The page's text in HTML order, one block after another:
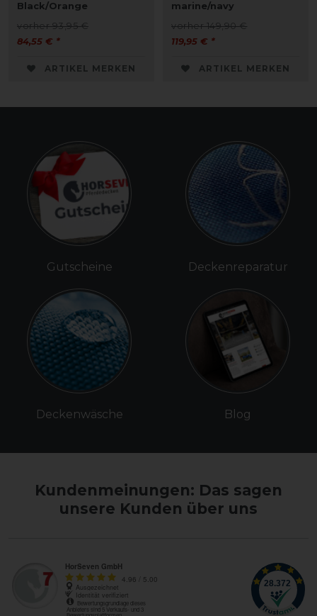
Black/Orange
vorher 93,95 €
84,55 € *
ARTIKEL MERKEN
marine/navy
vorher 149,90 €
119,95 € *
ARTIKEL MERKEN
Gutscheine
Deckenwäsche
Deckenreparatur
Blog
Kundenmeinungen: Das sagen
unsere Kunden über uns